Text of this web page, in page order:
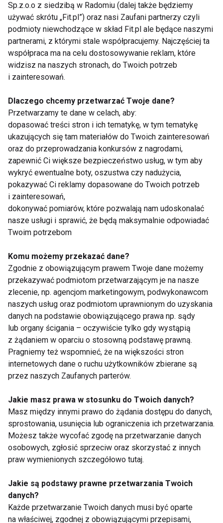
Ile jajek można
bezpiecznie zjeść w
Święta Wielkanocne?
Kanapkowe wariacje z
jajkiem
Kilka porad na temat
jaj
Jak brunch to tylko z
jajkiem!
Pokaż więcej
Nie przegap nowości ze
świata FIT!
Zapisz się do naszego newslettera
Wyrażam zgodę na otrzymywanie informacji
handlowej drogą elektroniczną na podany adres e-mail
przez FIT.PL. Więcej informacji znajdziesz w Polityce
Prywatności.
ZAPISZ SIĘ
WSPÓŁPRACA
REDAKCJA
PRYWATNOŚĆ
Cookies
Sp.z.o.o z siedzibą w Radomiu (dalej także będziemy
używać skrótu „Fit.pl”) oraz nasi Zaufani partnerzy czyli
podmioty niewchodzące w skład Fit.pl ale będące naszymi
partnerami, z którymi stale współpracujemy. Najczęściej ta
współpraca ma na celu dostosowywanie reklam, które
widzisz na naszych stronach, do Twoich potrzeb
i zainteresowań.
Dlaczego chcemy przetwarzać Twoje dane?
Przetwarzamy te dane w celach, aby:
dopasować treści stron i ich tematykę, w tym tematykę
ukazujących się tam materiałów do Twoich zainteresowań
oraz do przeprowadzania konkursów z nagrodami,
zapewnić Ci większe bezpieczeństwo usług, w tym aby
wykryć ewentualne boty, oszustwa czy nadużycia,
pokazywać Ci reklamy dopasowane do Twoich potrzeb
i zainteresowań,
dokonywać pomiarów, które pozwalają nam udoskonalać
nasze usługi i sprawić, że będą maksymalnie odpowiadać
Twoim potrzebom
Komu możemy przekazać dane?
Zgodnie z obowiązującym prawem Twoje dane możemy
przekazywać podmiotom przetwarzającym je na nasze
zlecenie, np. agencjom marketingowym, podwykonawcom
naszych usług oraz podmiotom uprawnionym do uzyskania
danych na podstawie obowiązującego prawa np. sądy
lub organy ścigania – oczywiście tylko gdy wystąpią
z żądaniem w oparciu o stosowną podstawę prawną.
Pragniemy też wspomnieć, że na większości stron
internetowych dane o ruchu użytkowników zbierane są
przez naszych Zaufanych parterów.
Jakie masz prawa w stosunku do Twoich danych?
Masz między innymi prawo do żądania dostępu do danych,
sprostowania, usunięcia lub ograniczenia ich przetwarzania.
Możesz także wycofać zgodę na przetwarzanie danych
osobowych, zgłosić sprzeciw oraz skorzystać z innych
praw wymienionych szczegółowo tutaj.
Jakie są podstawy prawne przetwarzania Twoich
danych?
Każde przetwarzanie Twoich danych musi być oparte
na właściwej, zgodnej z obowiązującymi przepisami,